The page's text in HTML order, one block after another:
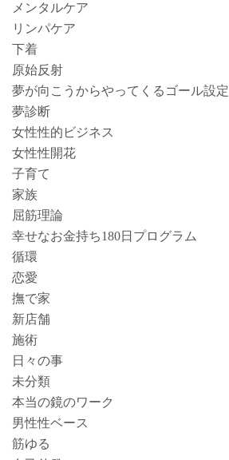
メンタルケア
リンパケア
下着
原始反射
夢が向こうからやってくるゴール設定
夢診断
女性性的ビジネス
女性性開花
子育て
家族
屈筋理論
幸せなお金持ち180日プログラム
循環
恋愛
撫で家
新店舗
施術
日々の事
未分類
本当の鏡のワーク
男性性ベース
筋ゆる